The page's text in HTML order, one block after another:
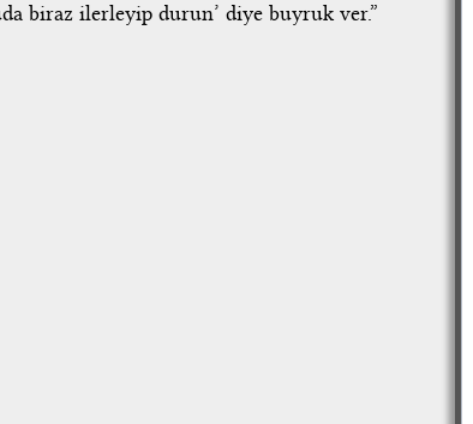
biraz ilerleyip durun’ diye buyruk ver.”